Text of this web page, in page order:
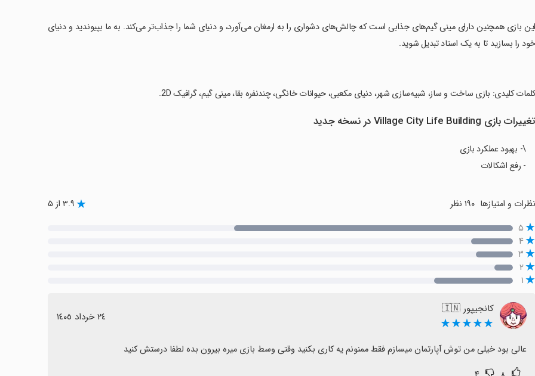
‏این بازی همچنین دارای مینی گیم‌های جذابی است که چالش‌های دشواری را به ارمغان می‌آورد، و دنیای شما را جذاب‌تر می‌کند. به ما بپیوندید و دنیای
خود را بسازید تا به یک استاد تبدیل شوید.
‏کلمات کلیدی: بازی ساخت و ساز، شبیه‌سازی شهر، دنیای مکعبی، حیوانات خانگی، چندنفره بقا، مینی گیم، گرافیک 2D.
تغییرات بازی Village City Life Building در نسخه جدید
\- بهبود عملکرد بازی
- رفع اشکالات
نظرات و امتیازها ۱۹۰ نظر ۳.۹ از ۵
۵
۴
۳
۲
۱
کانجیپور 🇮🇳
★★★★★ ٢٤ خرداد ١٤٠٥
عالی بود خیلی من توش آپارتمان میسازم فقط ممنونم یه کاری بکنید وقتی وسط بازی میره بیرون بده لطفا درستش کنید